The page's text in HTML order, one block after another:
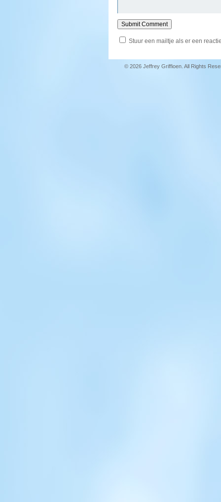
Stuur een mailtje als er een
© 2026 Jeffrey Griffioen. All Rights